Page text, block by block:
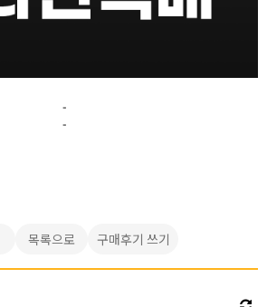
-
-
목록으로 구매후기 쓰기